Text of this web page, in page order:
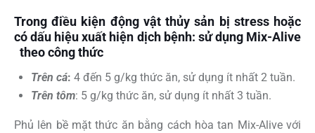
Trong điều kiện động vật thủy sản bị stress hoặc
có dấu hiệu xuất hiện dịch bệnh: sử dụng Mix-Alive
theo công thức
Trên cá: 4 đến 5 g/kg thức ăn, sử dụng ít nhất 2 tuần.
Trên tôm: 5 g/kg thức ăn, sử dụng ít nhất 3 tuần.
Phủ lên bề mặt thức ăn bằng cách hòa tan Mix-Alive với